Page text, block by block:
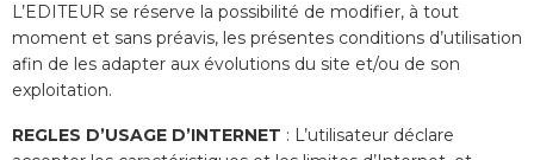
L’EDITEUR se réserve la possibilité de modifier, à tout
moment et sans préavis, les présentes conditions d’utilisation
afin de les adapter aux évolutions du site et/ou de son
exploitation.
REGLES D’USAGE D’INTERNET : L’utilisateur déclare